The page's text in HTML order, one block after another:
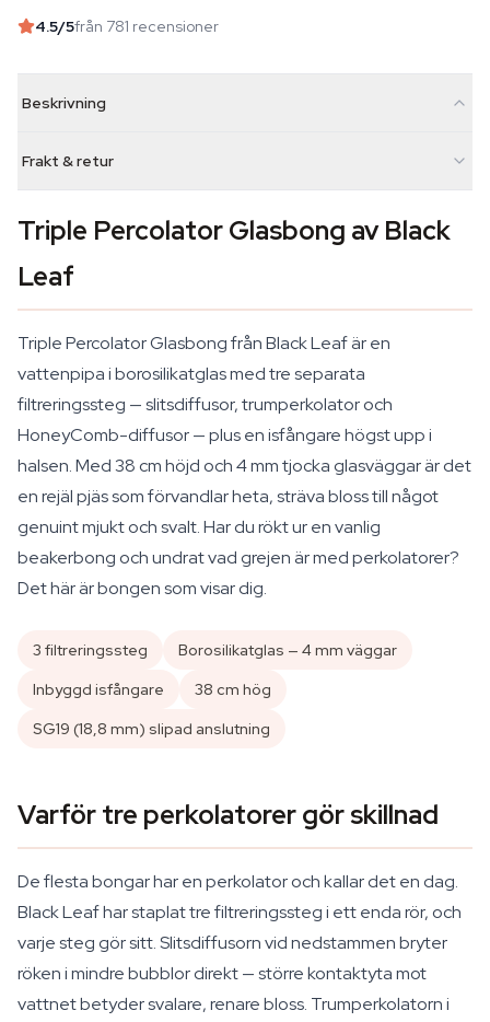
4.5/5från 781 recensioner
Beskrivning
Frakt & retur
Triple Percolator Glasbong av Black
Leaf
Triple Percolator Glasbong från Black Leaf är en
vattenpipa i borosilikatglas med tre separata
filtreringssteg — slitsdiffusor, trumperkolator och
HoneyComb-diffusor — plus en isfångare högst upp i
halsen. Med 38 cm höjd och 4 mm tjocka glasväggar är det
en rejäl pjäs som förvandlar heta, sträva bloss till något
genuint mjukt och svalt. Har du rökt ur en vanlig
beakerbong och undrat vad grejen är med perkolatorer?
Det här är bongen som visar dig.
3 filtreringssteg
Borosilikatglas — 4 mm väggar
Inbyggd isfångare
38 cm hög
SG19 (18,8 mm) slipad anslutning
Varför tre perkolatorer gör skillnad
De flesta bongar har en perkolator och kallar det en dag.
Black Leaf har staplat tre filtreringssteg i ett enda rör, och
varje steg gör sitt. Slitsdiffusorn vid nedstammen bryter
röken i mindre bubblor direkt — större kontaktyta mot
vattnet betyder svalare, renare bloss. Trumperkolatorn i